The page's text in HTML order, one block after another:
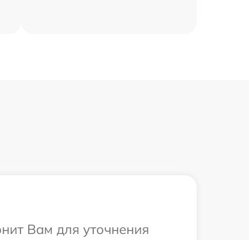
Вам для уточнения